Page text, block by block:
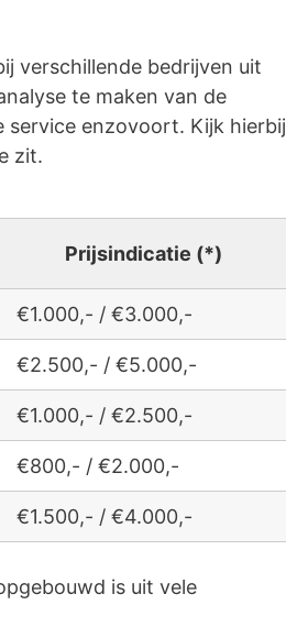
verschillende bedrijven uit
te maken van de
service enzovoort. Kijk hierbij
zit.
Prijsindicatie (*)
€1.000,- / €3.000,-
€2.500,- / €5.000,-
€1.000,- / €2.500,-
€800,- / €2.000,-
€1.500,- / €4.000,-
is uit vele